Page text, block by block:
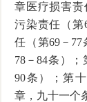
章医疗损害责
污染责任（第
任（第69－
78－84条）
90条）；第
章，九十一个